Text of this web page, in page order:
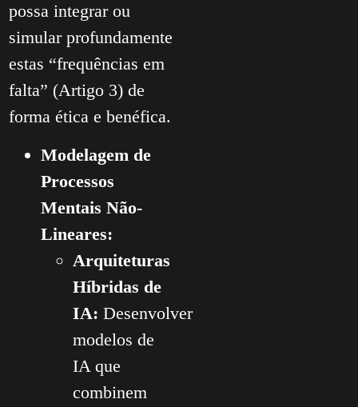
possa integrar ou
simular profundamente
estas “frequências em
falta” (Artigo 3) de
forma ética e benéfica.
Modelagem de
Processos
Mentais Não-
Lineares:
Arquiteturas
Híbridas de
IA: Desenvolver
modelos de
IA que
combinem